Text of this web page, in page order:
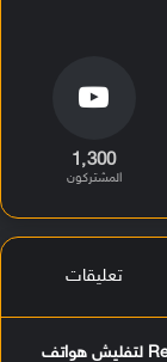
1٬300
المشتركون
تعليقات
تحميل أداة Realme Flash Tool لتفليش هواتف